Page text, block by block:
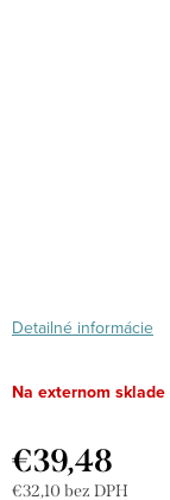
Detailné informácie
Na externom sklade
€39,48
€32,10 bez DPH